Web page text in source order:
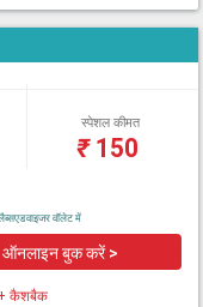
स्पेशल कीमत
₹150
वॉलेट में
ऑनलाइन बुक करें >
कैशबैक